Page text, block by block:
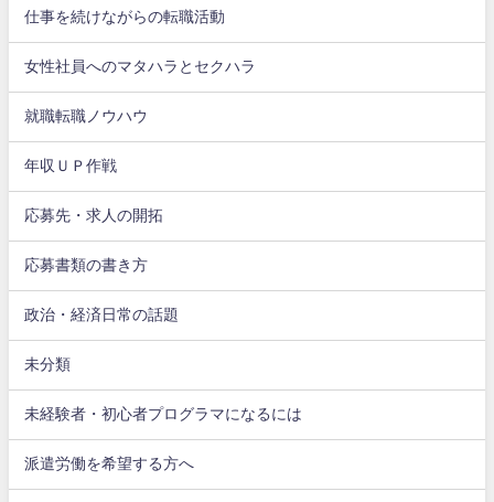
仕事を続けながらの転職活動
女性社員へのマタハラとセクハラ
就職転職ノウハウ
年収ＵＰ作戦
応募先・求人の開拓
応募書類の書き方
政治・経済日常の話題
未分類
未経験者・初心者プログラマになるには
派遣労働を希望する方へ